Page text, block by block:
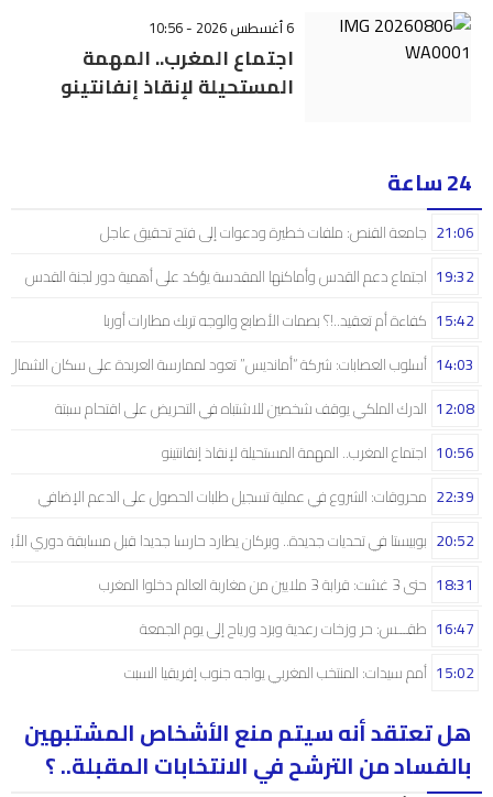
6 أغسطس 2026 - 10:56
اجتماع المغرب.. المهمة
المستحيلة لإنقاذ إنفانتينو
24 ساعة
جامعة القنص: ملفات خطيرة ودعوات إلى فتح تحقيق عاجل 21:06
اجتماع دعم القدس وأماكنها المقدسة يؤكد على أهمية دور لجنة القدس 19:32
كفاءة أم تعقيد..!؟ بصمات الأصابع والوجه تربك مطارات أوربا 15:42
أسلوب العصابات: شركة “أمانديس” تعود لممارسة العربدة على سكان 14:03
الدرك الملكي يوقف شخصين للاشتباه في التحريض على اقتحام سبتة 12:08
اجتماع المغرب.. المهمة المستحيلة لإنقاذ إنفانتينو 10:56
محروقات: الشروع في عملية تسجيل طلبات الحصول على الدعم الإضافي 22:39
بوبيستا في تحديات جديدة.. وبركان يطارد حارسا جديدا قبل مسابقة دوري 20:52
حتى 3 غشت: قرابة 3 ملايين من مغاربة العالم دخلوا المغرب 18:31
طقـــس: حر وزخات رعدية وبرَد ورياح إلى يوم الجمعة 16:47
أمم سيدات: المنتخب المغربي يواجه جنوب إفريقيا السبت 15:02
هل تعتقد أنه سيتم منع الأشخاص المشتبهين
بالفساد من الترشح في الانتخابات المقبلة.. ؟